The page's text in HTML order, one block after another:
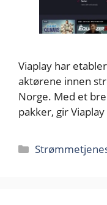
Viaplay har
aktørene innen
Norge. Med et
pakker, gir
Kategorier